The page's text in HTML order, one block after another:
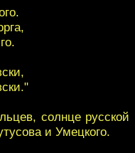
солнце русской
и Умецкого.